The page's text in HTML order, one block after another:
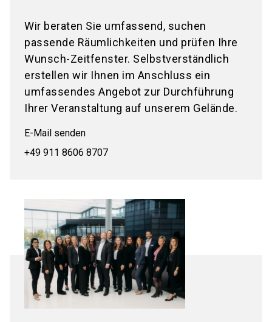
Wir beraten Sie umfassend, suchen
passende Räumlichkeiten und prüfen Ihre
Wunsch-Zeitfenster. Selbstverständlich
erstellen wir Ihnen im Anschluss ein
umfassendes Angebot zur Durchführung
Ihrer Veranstaltung auf unserem Gelände.
E-Mail senden
+49 911 8606 8707